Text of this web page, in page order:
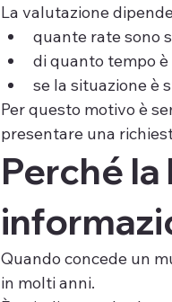
La valutazione
quante rate sono
di quanto tempo
se la situazione è
Per questo motivo è
presentare una
Perché
Quando concede un
in molti anni.